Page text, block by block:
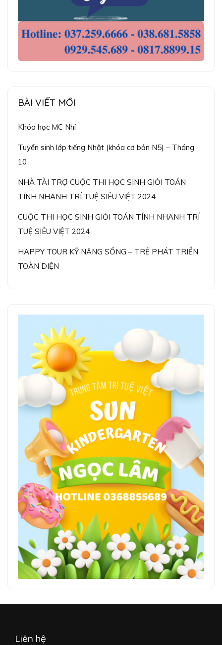
BÀI VIẾT MỚI
Khóa học MC Nhí
Tuyển sinh lớp tiếng Nhật (khóa cơ bản N5) – Tháng
10
NHÀ TÀI TRỢ CUỘC THI HỌC SINH GIỎI TOÁN
TÍNH NHANH TRÍ TUỆ SIÊU VIỆT 2024
CUỘC THI HỌC SINH GIỎI TOÁN TÍNH NHANH TRÍ
TUỆ SIÊU VIỆT 2024
HAPPY TOUR KỸ NĂNG SỐNG – TRẺ PHÁT TRIỂN
TOÀN DIỆN
Liên hệ